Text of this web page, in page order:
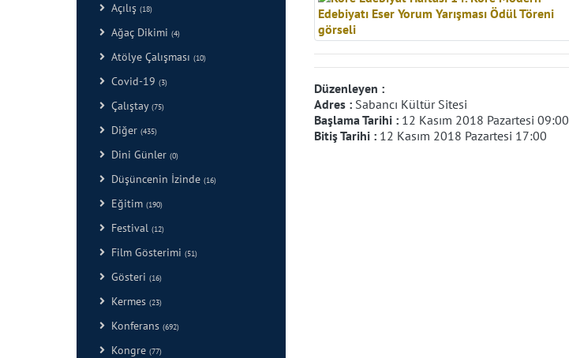
Açılış (18)
Ağaç Dikimi (4)
Atölye Çalışması (10)
Covid-19 (3)
Çalıştay (75)
Diğer (435)
Dini Günler (0)
Düşüncenin İzinde (16)
Eğitim (190)
Festival (12)
Film Gösterimi (51)
Gösteri (16)
Kermes (23)
Konferans (692)
Kongre (77)
Düzenleyen :
Adres : Sabancı Kültür Sitesi
Başlama Tarihi : 12 Kasım 2018 Pazartesi 09:00
Bitiş Tarihi : 12 Kasım 2018 Pazartesi 17:00